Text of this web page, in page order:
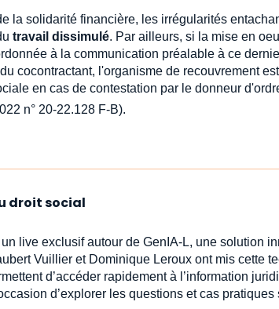
la solidarité financière, les irrégularités
travail dissimulé. Par ailleurs, si la mise en
à la communication préalable à ce
cocontractant, l'organisme de recouvrement
en cas de contestation par le donneur
n° 20-22.128 F-B).
droit social
live exclusif autour de GenIA‑L, une solution
Vuillier et Dominique Leroux ont mis cette
d’accéder rapidement à l’information
d’explorer les questions et cas